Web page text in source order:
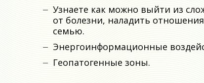
Узнаете как можно выйти из
от болезни, наладить
семью.
Энергоинформационные
Геопатогенные зоны.